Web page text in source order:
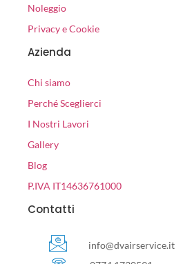
Noleggio
Privacy e Cookie
Azienda
Chi siamo
Perché Sceglierci
I Nostri Lavori
Gallery
Blog
P.IVA IT14636761000
Contatti
info@dvairservice.it